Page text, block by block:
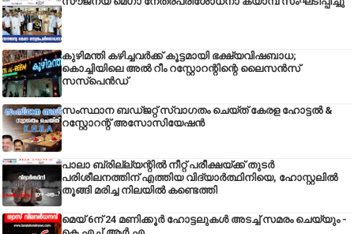
കുഴിമന്തി കഴിച്ചവർക്ക് കൂട്ടമായി ഭക്ഷ്യവിഷബാധ;
കൊച്ചിയിലെ അൽ റീം റസ്റ്റോറന്റിന്റെ ലൈസൻസ്
സസ്പെൻഡ്
സംസ്ഥാന ബഡ്‌ജറ്റ് സ്വാഗതം ചെയ്ത് കേരള ഹോട്ടൽ &
റസ്റ്റോറന്റ് അസോസിയേഷൻ
പാലാ ബ്രില്ല്യന്റിൽ നീറ്റ് പരീക്ഷയ്ക്ക് തുടർ
പരിശീലനത്തിന് എത്തിയ വിദ്യാർത്ഥിനിയെ, ഹോസ്റ്റലിൽ
തൂങ്ങി മരിച്ച നിലയിൽ കണ്ടെത്തി
മെയ് 6ന് 24 മണിക്കൂർ ഹോട്ടലുകൾ അടച്ച് സമരം ചെയ്യും -